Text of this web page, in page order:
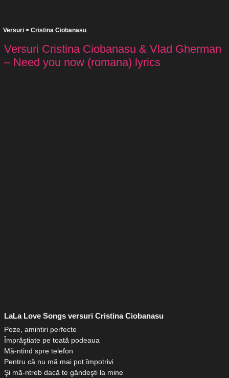
Versuri > Cristina Ciobanasu
Versuri Cristina Ciobanasu & Vlad Gherman
– Need you now (romana) lyrics
LaLa Love Songs versuri Cristina Ciobanasu
Poze, amintiri perfecte
Împrăştiate pe toată podeaua
Mă-ntind spre telefon
Pentru că nu mă mai pot împotrivi
Şi mă-ntreb dacă te gândeşti la mine